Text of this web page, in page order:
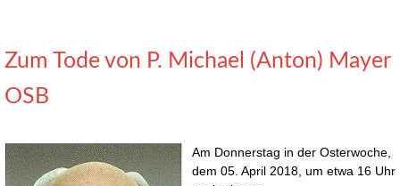
Zum Tode von P. Michael (Anton) Mayer
OSB
Am Donnerstag in der Osterwoche,
dem 05. April 2018, um etwa 16 Uhr